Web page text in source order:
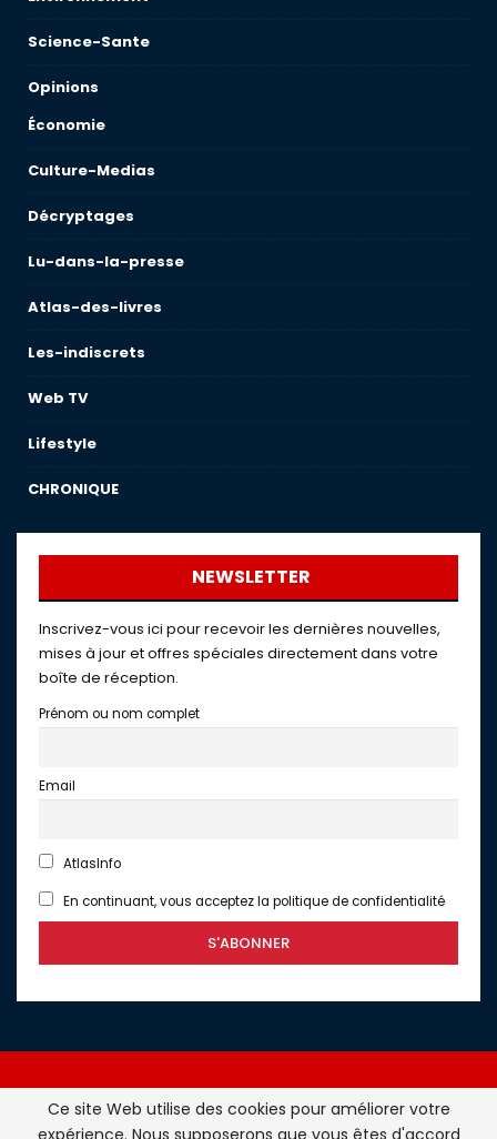
Science-Sante
Opinions
Économie
Culture-Medias
Décryptages
Lu-dans-la-presse
Atlas-des-livres
Les-indiscrets
Web TV
Lifestyle
CHRONIQUE
NEWSLETTER
Inscrivez-vous ici pour recevoir les dernières nouvelles,
mises à jour et offres spéciales directement dans votre
boîte de réception.
Prénom ou nom complet
Email
AtlasInfo
En continuant, vous acceptez la politique de confidentialité
Ce site Web utilise des cookies pour améliorer votre
expérience. Nous supposerons que vous êtes d'accord